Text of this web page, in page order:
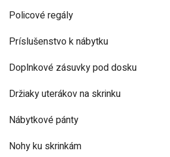
Policové regály
Príslušenstvo k nábytku
Doplnkové zásuvky pod dosku
Držiaky uterákov na skrinku
Nábytkové pánty
Nohy ku skrinkám